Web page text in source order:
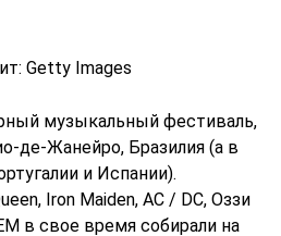
Getty Images
музыкальный фестиваль,
де-Жанейро, Бразилия (а в
и Испании).
Iron Maiden, AC / DC, Оззи
в свое время собирали на